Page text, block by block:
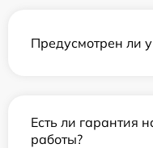
Предусмотрен ли
Есть ли гарантия
работы?